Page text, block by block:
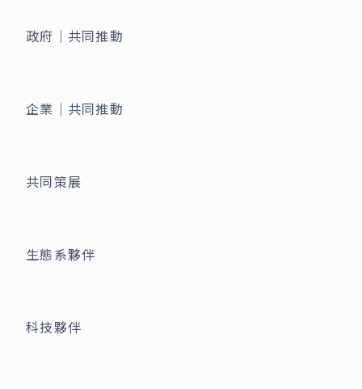
政府｜共同推動
企業｜共同推動
共同策展
生態系夥伴
科技夥伴